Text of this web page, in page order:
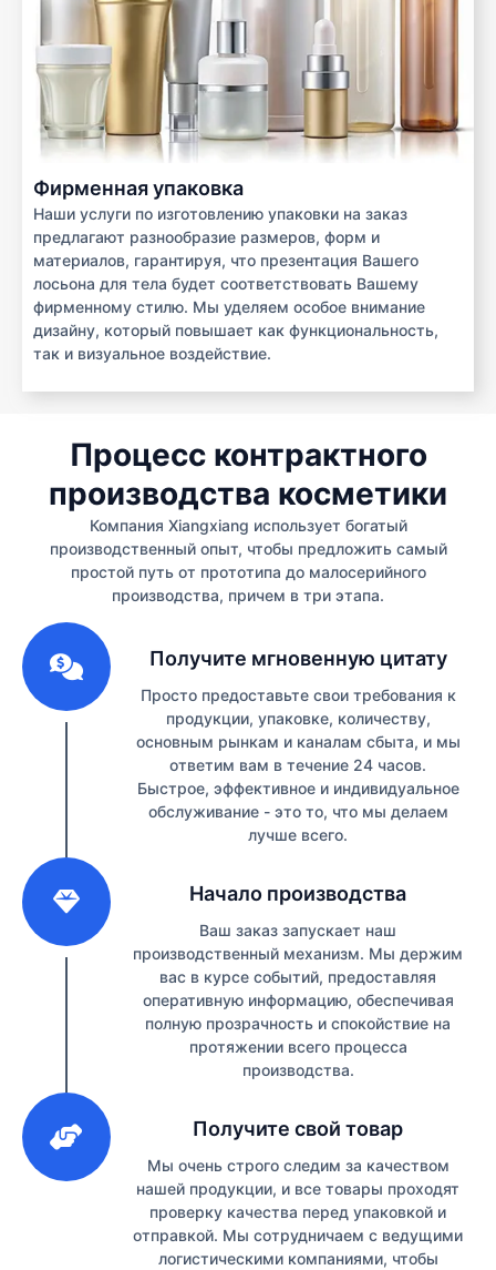
Фирменная упаковка
Наши услуги по изготовлению упаковки на заказ
предлагают разнообразие размеров, форм и
материалов, гарантируя, что презентация Вашего
лосьона для тела будет соответствовать Вашему
фирменному стилю. Мы уделяем особое внимание
дизайну, который повышает как функциональность,
так и визуальное воздействие.
Процесс контрактного
производства косметики
Компания Xiangxiang использует богатый
производственный опыт, чтобы предложить самый
простой путь от прототипа до малосерийного
производства, причем в три этапа.
Получите мгновенную цитату
Просто предоставьте свои требования к
продукции, упаковке, количеству,
основным рынкам и каналам сбыта, и мы
ответим вам в течение 24 часов.
Быстрое, эффективное и индивидуальное
обслуживание - это то, что мы делаем
лучше всего.
Начало производства
Ваш заказ запускает наш
производственный механизм. Мы держим
вас в курсе событий, предоставляя
оперативную информацию, обеспечивая
полную прозрачность и спокойствие на
протяжении всего процесса
производства.
Получите свой товар
Мы очень строго следим за качеством
нашей продукции, и все товары проходят
проверку качества перед упаковкой и
отправкой. Мы сотрудничаем с ведущими
логистическими компаниями, чтобы